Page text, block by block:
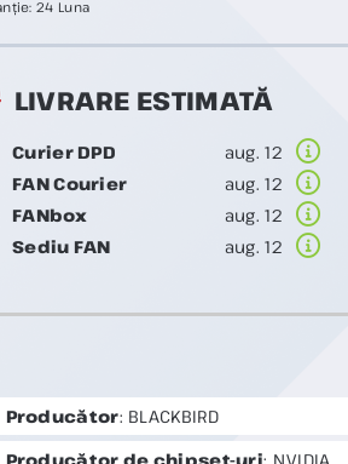
24 Luna
LIVRARE ESTIMATĂ
Curier DPD
aug. 12
FAN Courier
aug. 12
FANbox
aug. 12
Sediu FAN
aug. 12
Producător: BLACKBIRD